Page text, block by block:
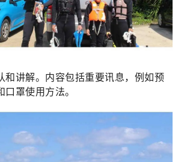
和讲解。内容包括重要讯息，例如预
口罩使用方法。